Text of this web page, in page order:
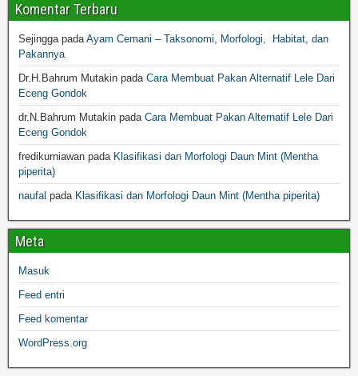
Komentar Terbaru
SejinggapadaAyam Cemani – Taksonomi, Morfologi, Habitat, dan
Pakannya
Dr.H.Bahrum Mutakin pada Cara Membuat Pakan Alternatif Lele Dari
Eceng Gondok
dr.N.Bahrum Mutakin pada Cara Membuat Pakan Alternatif Lele Dari
Eceng Gondok
fredikurniawan pada Klasifikasi dan Morfologi Daun Mint (Mentha
piperita)
naufal pada Klasifikasi dan Morfologi Daun Mint (Mentha piperita)
Meta
Masuk
Feed entri
Feed komentar
WordPress.org